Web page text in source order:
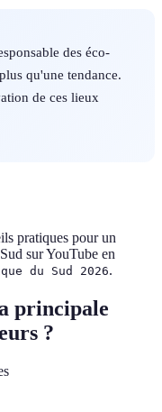
des éco-
qu'une tendance.
de ces lieux
pratiques pour un
sur YouTube en
du Sud 2026.
principale
?